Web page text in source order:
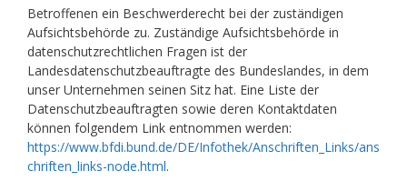
Betroffenen ein Beschwerderecht bei der zuständigen
Aufsichtsbehörde zu. Zuständige Aufsichtsbehörde in
datenschutzrechtlichen Fragen ist der
Landesdatenschutzbeauftragte des Bundeslandes, in dem
unser Unternehmen seinen Sitz hat. Eine Liste der
Datenschutzbeauftragten sowie deren Kontaktdaten
können folgendem Link entnommen werden:
https://www.bfdi.bund.de/DE/Infothek/Anschriften_Links/ans
chriften_links-node.html.